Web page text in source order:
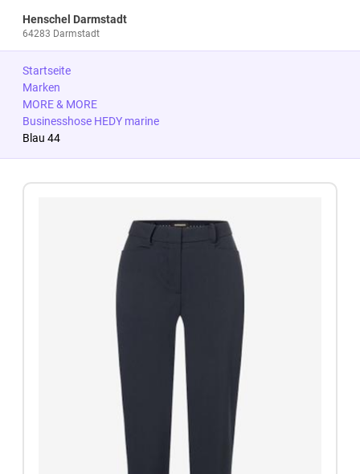
Henschel Darmstadt
64283 Darmstadt
Startseite
Marken
MORE & MORE
Businesshose HEDY marine
Blau 44